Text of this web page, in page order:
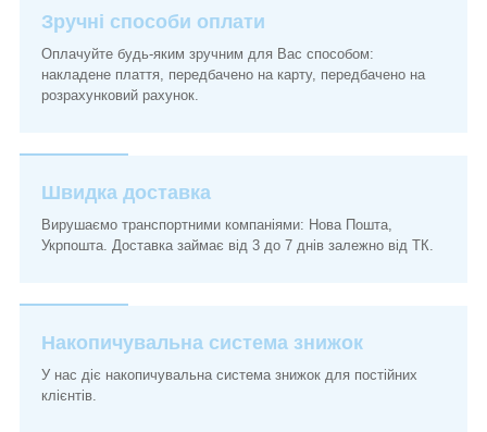
Зручні способи оплати
Оплачуйте будь-яким зручним для Вас способом:
накладене плаття, передбачено на карту, передбачено на
розрахунковий рахунок.
Швидка доставка
Вирушаємо транспортними компаніями: Нова Пошта,
Укрпошта. Доставка займає від 3 до 7 днів залежно від ТК.
Накопичувальна система знижок
У нас діє накопичувальна система знижок для постійних
клієнтів.